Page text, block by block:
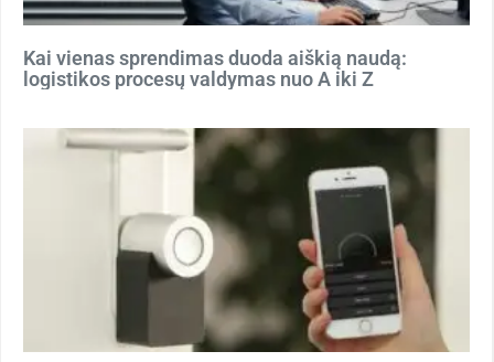
Kai vienas sprendimas duoda aiškią naudą:
logistikos procesų valdymas nuo A iki Z